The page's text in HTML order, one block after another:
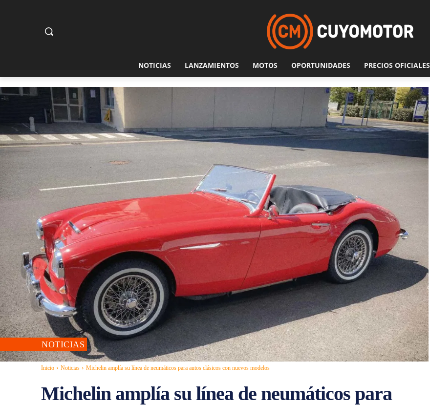
NOTICIAS LANZAMIENTOS MOTOS OPORTUNIDADES PRECIOS OFICIALES
NOTICIAS
Inicio Noticias Michelin amplía su línea de neumáticos para autos clásicos con nuevos modelos
Michelin amplía su línea de neumáticos para